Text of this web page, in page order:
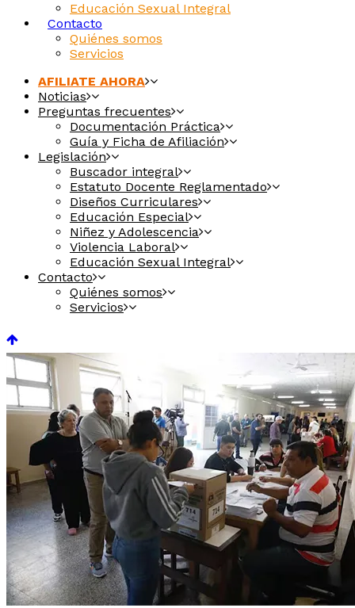
Educación Sexual Integral
Contacto
Quiénes somos
Servicios
AFILIATE AHORA
Noticias
Preguntas frecuentes
Documentación Práctica
Guía y Ficha de Afiliación
Legislación
Buscador integral
Estatuto Docente Reglamentado
Diseños Curriculares
Educación Especial
Niñez y Adolescencia
Violencia Laboral
Educación Sexual Integral
Contacto
Quiénes somos
Servicios